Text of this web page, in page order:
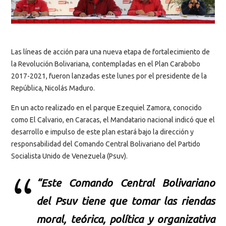
Las líneas de acción para una nueva etapa de fortalecimiento de
la Revolución Bolivariana, contempladas en el Plan Carabobo
2017-2021, fueron lanzadas este lunes por el presidente de la
República, Nicolás Maduro.
En un acto realizado en el parque Ezequiel Zamora, conocido
como El Calvario, en Caracas, el Mandatario nacional indicó que el
desarrollo e impulso de este plan estará bajo la dirección y
responsabilidad del Comando Central Bolivariano del Partido
Socialista Unido de Venezuela (Psuv).
“Este Comando Central Bolivariano
del Psuv tiene que tomar las riendas
moral, teórica, política y organizativa